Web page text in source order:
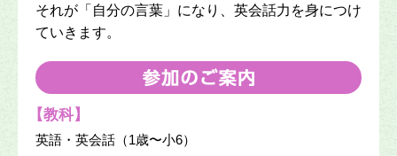
それが「自分の言葉」になり、英会話力を身につけ
ていきます。
【教科】
英語・英会話（1歳〜小6）